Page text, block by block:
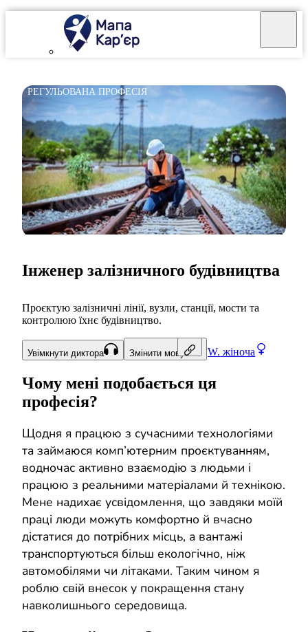
РЕГУЛЬОВАНА ПРОФЕСІЯ
W. жіноча
Інженер залізничного будівництва
Проєктую залізничні лінії, вузли, станції, мости та
контролюю їхнє будівництво.
Увімкнути диктора Змінити мову
Чому мені подобається ця
професія?
Щодня я працюю з сучасними технологіями
та займаюся комп’ютерним проєктуванням,
водночас активно взаємодію з людьми і
працюю з реальними матеріалами й технікою.
Мене надихає усвідомлення, що завдяки моїй
праці люди можуть комфортно й вчасно
дістатися до потрібних місць, а вантажі
транспортуються більш екологічно, ніж
автомобілями чи літаками. Таким чином я
роблю свій внесок у покращення стану
навколишнього середовища.